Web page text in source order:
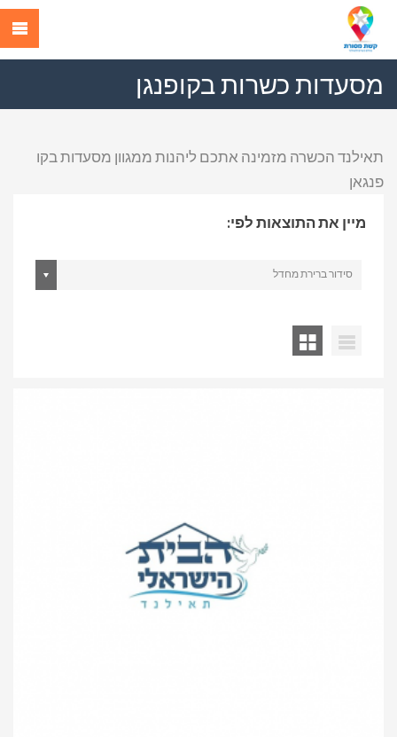
מסעדות כשרות בקופנגן
תאילנד הכשרה מזמינה אתכם ליהנות ממגוון מסעדות בקו
פנגאן
מיין את התוצאות לפי:
סידור ברירת מחדל